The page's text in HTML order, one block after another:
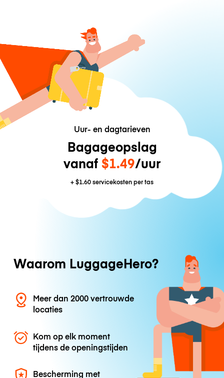
Uur- en dagtarieven
Bagageopslag
vanaf $1.49/uur
+$1.60servicekosten per tas
Waarom LuggageHero?
Meer dan 2000 vertrouwde
locaties
Kom op elk moment
tijdens de openingstijden
Bescherming met